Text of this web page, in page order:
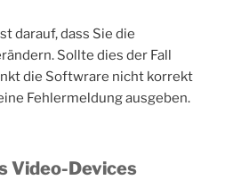
darauf, dass Sie die
Sollte dies der Fall
die Softwrare nicht korrekt
Fehlermeldung ausgeben.
Video-Devices